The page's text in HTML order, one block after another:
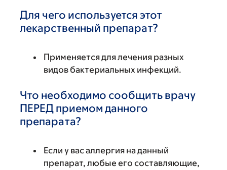
Для чего используется этот
лекарственный препарат?
Применяется для лечения разных
видов бактериальных инфекций.
Что необходимо сообщить врачу
ПЕРЕД приемом данного
препарата?
Если у вас аллергия на данный
препарат, любые его составляющие,